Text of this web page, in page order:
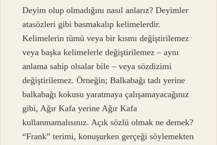
Deyim olup olmadığını nasıl anlarız? Deyimler
atasözleri gibi basmakalıp kelimelerdir.
Kelimelerin tümü veya bir kısmı değiştirilemez
veya başka kelimelerle değiştirilemez – aynı
anlama sahip olsalar bile – veya sözdizimi
değiştirilemez. Örneğin; Balkabağı tadı yerine
balkabağı kokusu yaratmaya çalışamayacağınız
gibi, Ağır Kafa yerine Ağır Kafa
kullanmamalısınız. Açık sözlü olmak ne demek?
“Frank” terimi, konuşurken gerçeği söylemekten